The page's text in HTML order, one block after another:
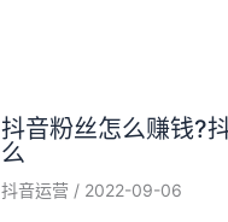
抖音粉丝怎么赚钱?
么
抖音运营 / 2022-09-06